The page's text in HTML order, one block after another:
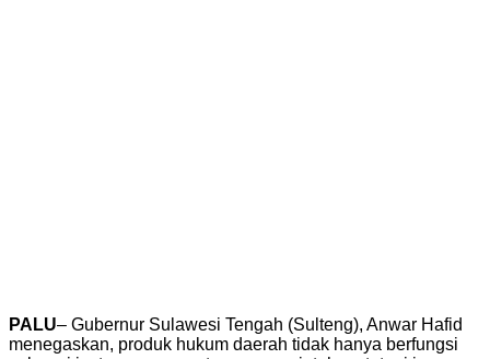
PALU– Gubernur Sulawesi Tengah (Sulteng), Anwar Hafid
menegaskan, produk hukum daerah tidak hanya berfungsi